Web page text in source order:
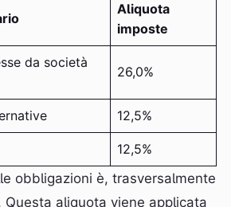
Aliquota
imposte
da società
26,0%
12,5%
12,5%
obbligazioni è, trasversalmente
Questa aliquota viene applicata